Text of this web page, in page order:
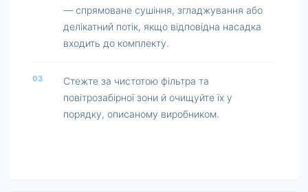
— спрямоване сушіння, згладжування або
делікатний потік, якщо відповідна насадка
входить до комплекту.
03
Стежте за чистотою фільтра та
повітрозабірної зони й очищуйте їх у
порядку, описаному виробником.